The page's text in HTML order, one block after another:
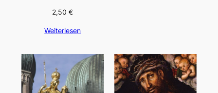
2,50€
Weiterlesen